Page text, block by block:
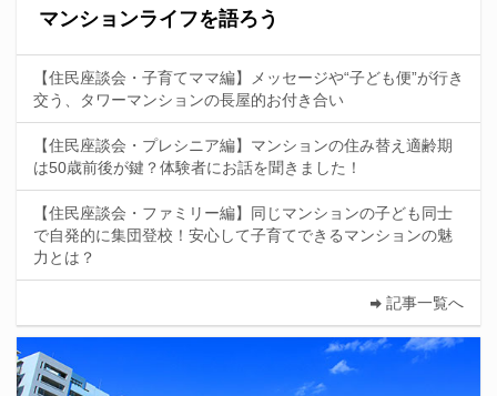
マンションライフを語ろう
【住民座談会・子育てママ編】メッセージや“子ども便”が行き
交う、タワーマンションの長屋的お付き合い
【住民座談会・プレシニア編】マンションの住み替え適齢期
は50歳前後が鍵？体験者にお話を聞きました！
【住民座談会・ファミリー編】同じマンションの子ども同士
で自発的に集団登校！安心して子育てできるマンションの魅
力とは？
記事一覧へ